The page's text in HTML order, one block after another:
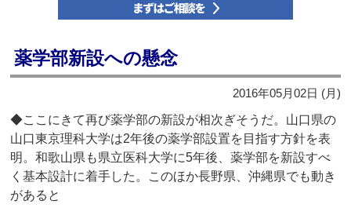
薬学部新設への懸念
2016年05月02日 (月)
◆ここにきて再び薬学部の新設が相次ぎそうだ。山口県の
山口東京理科大学は2年後の薬学部設置を目指す方針を表
明。和歌山県も県立医科大学に5年後、薬学部を新設すべ
く基本設計に着手した。このほか長野県、沖縄県でも動き
があると